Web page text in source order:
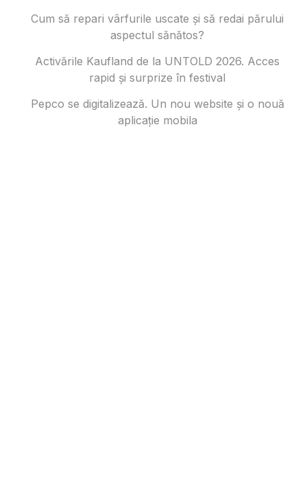
Cum să repari vârfurile uscate și să redai părului
aspectul sănătos?
Activările Kaufland de la UNTOLD 2026. Acces
rapid și surprize în festival
Pepco se digitalizează. Un nou website și o nouă
aplicație mobila